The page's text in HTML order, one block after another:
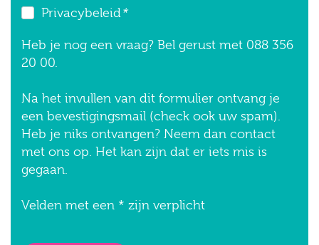
Privacybeleid *
Heb je nog een vraag? Bel gerust met 088 356
20 00.
Na het invullen van dit formulier ontvang je
een bevestigingsmail (check ook uw spam).
Heb je niks ontvangen? Neem dan contact
met ons op. Het kan zijn dat er iets mis is
gegaan.
Velden met een * zijn verplicht